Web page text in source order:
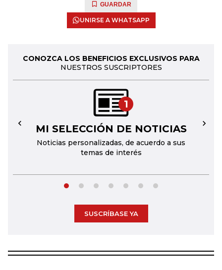
GUARDAR
UNIRSE A WHATSAPP
CONOZCA LOS BENEFICIOS EXCLUSIVOS PARA
NUESTROS SUSCRIPTORES
1
MI SELECCIÓN DE NOTICIAS
Noticias personalizadas, de acuerdo a sus
temas de interés
← →
SUSCRÍBASE YA